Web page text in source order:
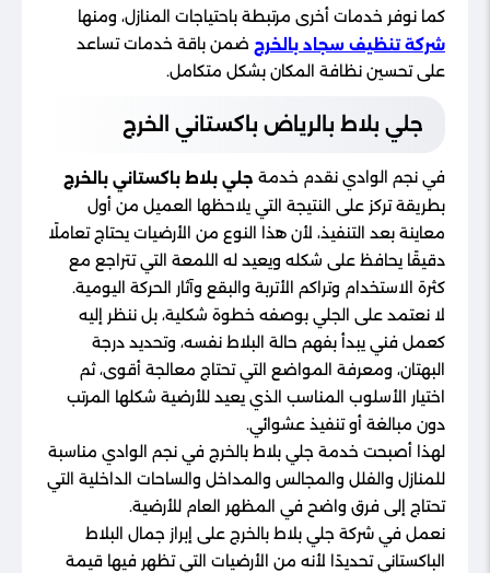
كما نوفر خدمات أخرى مرتبطة باحتياجات المنازل، ومنها
شركة تنظيف سجاد بالخرج ضمن باقة خدمات تساعد
على تحسين نظافة المكان بشكل متكامل.
جلي بلاط بالرياض باكستاني​ الخرج
في نجم الوادي نقدم خدمة جلي بلاط باكستاني بالخرج
بطريقة تركز على النتيجة التي يلاحظها العميل من أول
معاينة بعد التنفيذ، لأن هذا النوع من الأرضيات يحتاج تعاملًا
دقيقًا يحافظ على شكله ويعيد له اللمعة التي تتراجع مع
كثرة الاستخدام وتراكم الأتربة والبقع وآثار الحركة اليومية.
لا نعتمد على الجلي بوصفه خطوة شكلية، بل ننظر إليه
كعمل فني يبدأ بفهم حالة البلاط نفسه، وتحديد درجة
البهتان، ومعرفة المواضع التي تحتاج معالجة أقوى، ثم
اختيار الأسلوب المناسب الذي يعيد للأرضية شكلها المرتب
دون مبالغة أو تنفيذ عشوائي.
لهذا أصبحت خدمة جلي بلاط بالخرج في نجم الوادي مناسبة
للمنازل والفلل والمجالس والمداخل والساحات الداخلية التي
تحتاج إلى فرق واضح في المظهر العام للأرضية.
نعمل في شركة جلي بلاط بالخرج على إبراز جمال البلاط
الباكستاني تحديدًا لأنه من الأرضيات التي تظهر فيها قيمة